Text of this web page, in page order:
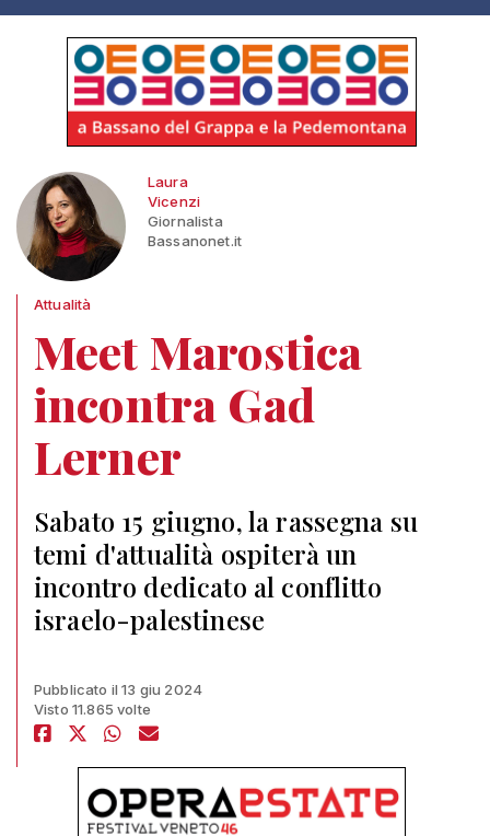
Laura
Vicenzi
Giornalista
Bassanonet.it
Attualità
Meet Marostica
incontra Gad
Lerner
Sabato 15 giugno, la rassegna su
temi d'attualità ospiterà un
incontro dedicato al conflitto
israelo-palestinese
Pubblicato il 13 giu 2024
Visto 11.865 volte